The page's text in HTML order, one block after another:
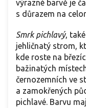
výrazné barvě je
s důrazem na
Smrk pichlavý,
jehličnatý strom,
kde roste na
bažinatých
černozemních ve
a zamokřených
pichlavé. Barvu